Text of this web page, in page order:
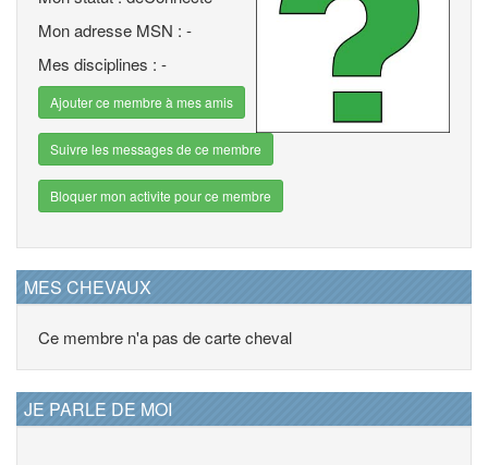
Mon adresse MSN : -
Mes disciplines : -
Ajouter ce membre à mes amis
Suivre les messages de ce membre
Bloquer mon activite pour ce membre
MES CHEVAUX
Ce membre n'a pas de carte cheval
JE PARLE DE MOI